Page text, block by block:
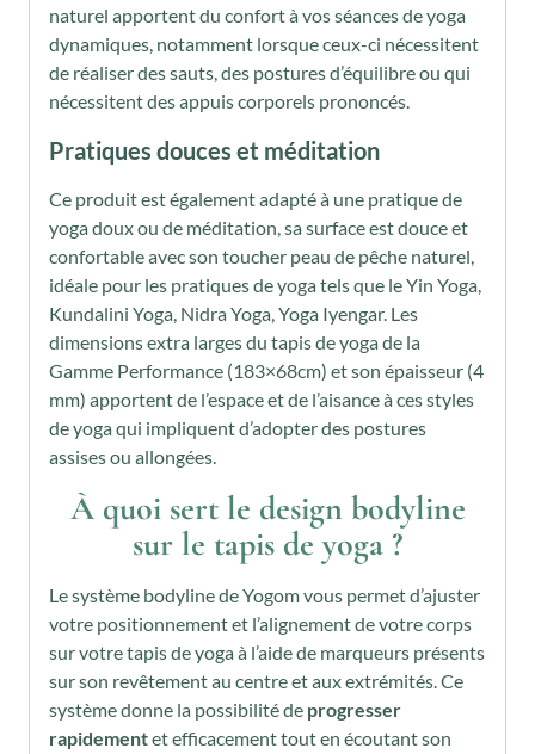
naturel apportent du confort à vos séances de yoga
dynamiques, notamment lorsque ceux-ci nécessitent
de réaliser des sauts, des postures d’équilibre ou qui
nécessitent des appuis corporels prononcés.
Pratiques douces et méditation
Ce produit est également adapté à une pratique de
yoga doux ou de méditation, sa surface est douce et
confortable avec son toucher peau de pêche naturel,
idéale pour les pratiques de yoga tels que le Yin Yoga,
Kundalini Yoga, Nidra Yoga, Yoga Iyengar. Les
dimensions extra larges du tapis de yoga de la
Gamme Performance (183×68cm) et son épaisseur (4
mm) apportent de l’espace et de l’aisance à ces styles
de yoga qui impliquent d’adopter des postures
assises ou allongées.
À quoi sert le design bodyline
sur le tapis de yoga ?
Le système bodyline de Yogom vous permet d’ajuster
votre positionnement et l’alignement de votre corps
sur votre tapis de yoga à l’aide de marqueurs présents
sur son revêtement au centre et aux extrémités. Ce
système donne la possibilité de progresser
rapidementet efficacement tout en écoutant son